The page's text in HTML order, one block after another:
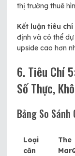
thị trường thuê
Kết luận tiêu chí
định và có thể
upside cao hơn
6. Tiêu Chí
Số Thực,
Bảng So Sánh
Loại
căn
The